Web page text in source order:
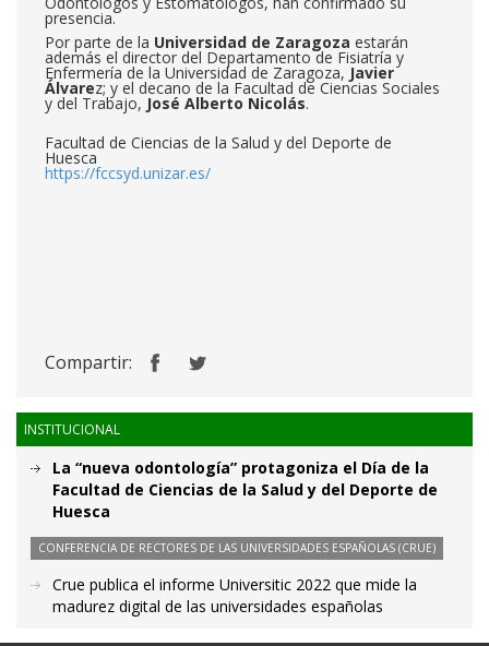
presencia.
Por parte de la Universidad de Zaragoza estarán
además el director del Departamento de Fisiatría y
Enfermería de la Universidad de Zaragoza, Javier
Álvarez; y el decano de la Facultad de Ciencias Sociales
y del Trabajo, José Alberto Nicolás.
Facultad de Ciencias de la Salud y del Deporte de
Huesca
https://fccsyd.unizar.es/
Compartir:
INSTITUCIONAL
La “nueva odontología” protagoniza el Día de la
Facultad de Ciencias de la Salud y del Deporte de
Huesca
CONFERENCIA DE RECTORES DE LAS UNIVERSIDADES ESPAÑOLAS (CRUE)
Crue publica el informe Universitic 2022 que mide la
madurez digital de las universidades españolas